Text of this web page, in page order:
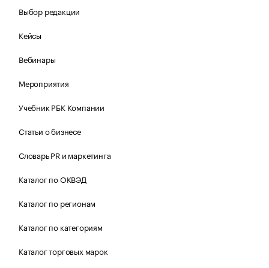
Выбор редакции
Кейсы
Вебинары
Мероприятия
Учебник РБК Компании
Статьи о бизнесе
Словарь PR и маркетинга
Каталог по ОКВЭД
Каталог по регионам
Каталог по категориям
Каталог торговых марок